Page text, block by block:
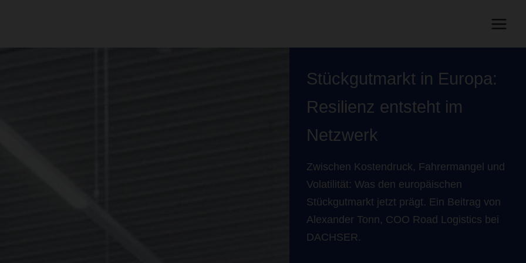
Stückgutmarkt in Europa:
Resilienz entsteht im
Netzwerk
Zwischen Kostendruck, Fahrermangel und
Volatilität: Was den europäischen
Stückgutmarkt jetzt prägt. Ein Beitrag von
Alexander Tonn, COO Road Logistics bei
DACHSER.